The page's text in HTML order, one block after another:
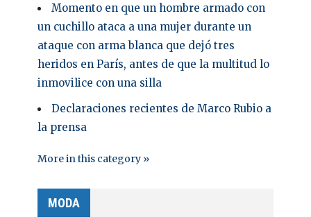
Momento en que un hombre armado con
un cuchillo ataca a una mujer durante un
ataque con arma blanca que dejó tres
heridos en París, antes de que la multitud lo
inmovilice con una silla
Declaraciones recientes de Marco Rubio a
la prensa
More in this category »
MODA